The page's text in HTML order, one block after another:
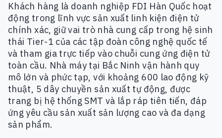
Khách hàng là doanh nghiệp FDI Hàn Quốc hoạt
động trong lĩnh vực sản xuất linh kiện điện tử
chính xác, giữ vai trò nhà cung cấp trong hệ sinh
thái Tier-1 của các tập đoàn công nghệ quốc tế
và tham gia trực tiếp vào chuỗi cung ứng điện tử
toàn cầu. Nhà máy tại Bắc Ninh vận hành quy
mô lớn và phức tạp, với khoảng 600 lao động kỹ
thuật, 5 dây chuyền sản xuất tự động, được
trang bị hệ thống SMT và lắp ráp tiên tiến, đáp
ứng yêu cầu sản xuất sản lượng cao và đa dạng
sản phẩm.